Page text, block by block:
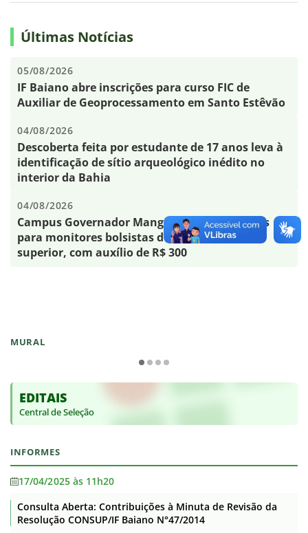
MURAL
EDITAIS
Central de Seleção
INFORMES
17/04/2025 às 11h20
Consulta Aberta: Contribuições à Minuta de Revisão da
Resolução CONSUP/IF Baiano N°47/2014
Últimas Notícias
05/08/2026
IF Baiano abre inscrições para curso FIC de
Auxiliar de Geoprocessamento em Santo Estêvão
04/08/2026
Descoberta feita por estudante de 17 anos leva à
identificação de sítio arqueológico inédito no
interior da Bahia
04/08/2026
Campus Governador Mangabeira oferta vagas
para monitores bolsistas de nível médio e
superior, com auxílio de R$ 300